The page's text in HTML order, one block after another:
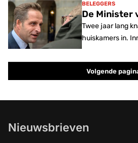
BELEGGERS
De Minister
Twee jaar lang
huiskamers in.
Minister van
professionals
Volgende
Nieuwsbrieven